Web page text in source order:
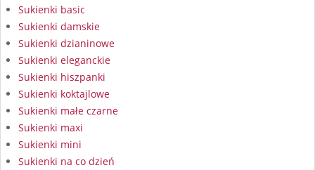
Sukienki basic
Sukienki damskie
Sukienki dzianinowe
Sukienki eleganckie
Sukienki hiszpanki
Sukienki koktajlowe
Sukienki małe czarne
Sukienki maxi
Sukienki mini
Sukienki na co dzień